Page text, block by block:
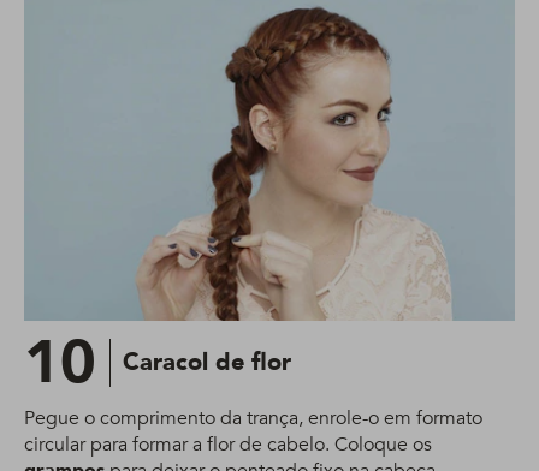
10 Caracol de flor
Pegue o comprimento da trança, enrole-o em formato
circular para formar a flor de cabelo. Coloque os